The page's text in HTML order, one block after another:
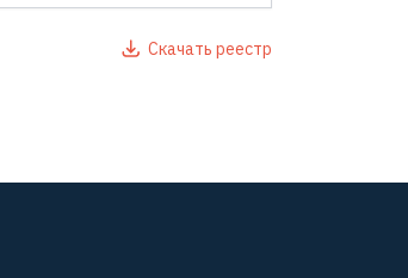
Скачать реестр